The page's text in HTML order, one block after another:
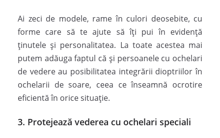
Ai zeci de modele, rame în culori deosebite, cu
forme care să te ajute să îți pui în evidență
ținutele și personalitatea. La toate acestea mai
putem adăuga faptul că și persoanele cu ochelari
de vedere au posibilitatea integrării dioptriilor în
ochelarii de soare, ceea ce înseamnă ocrotire
eficientă în orice situație.
3. Protejează vederea cu ochelari speciali